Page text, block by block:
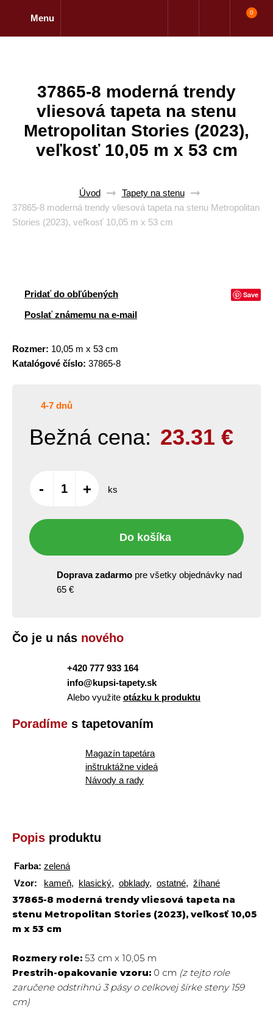
Menu
0
37865-8 moderná trendy
vliesová tapeta na stenu
Metropolitan Stories (2023),
veľkosť 10,05 m x 53 cm
Úvod
Tapety na stenu
37865-8 moderná trendy vliesová tapeta na stenu Metropolitan
Stories (2023), veľkosť 10,05 m x 53 cm
Pridať do obľúbených Save
Poslať známemu na e-mail
Rozmer: 10,05 m x 53 cm
Katalógové číslo: 37865-8
4-7 dnů
Bežná cena: 23.31 €
- + ks
Do košíka
Doprava zadarmo pre všetky objednávky nad
65 €
Čo je u nás nového
+420 777 933 164
info@kupsi-tapety.sk
Alebo využite otázku k produktu
Poradíme s tapetovaním
Magazín tapetára
inštruktážne videá
Návody a rady
Popis produktu
Farba: zelená
Vzor:
kameň, klasický, obklady, ostatné, žíhané
37865-8 moderná trendy vliesová tapeta na
stenu Metropolitan Stories (2023), veľkosť 10,05
m x 53 cm
Rozmery role: 53 cm x 10,05 m
Prestrih-opakovanie vzoru: 0 cm (z tejto role
zaručene odstrihnú 3 pásy o celkovej šírke steny 159
cm)